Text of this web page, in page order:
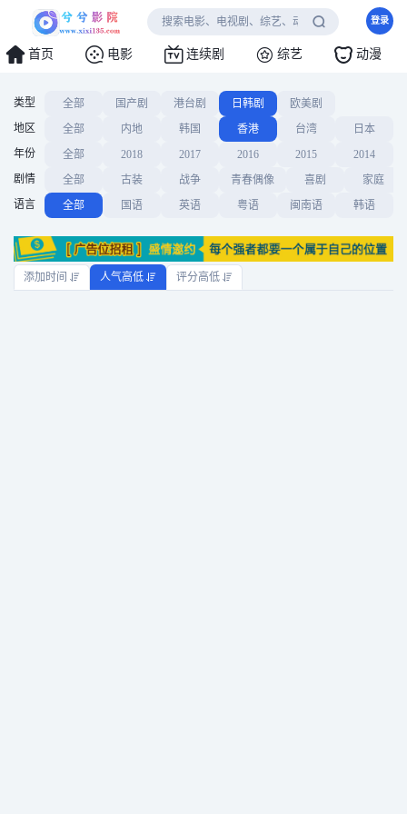
登录
首页 电影 连续剧 综艺 动漫
类型 全部 国产剧 港台剧 日韩剧
欧美剧
地区
全部 内地 韩国 香港 台湾
日本
年份
全部 2018 2017 2016 2015
2014
剧情
全部 古装 战争 青春偶像 喜剧
家庭
语言
全部 国语 英语 粤语 闽南语 韩语
添加时间 人气高低 评分高低